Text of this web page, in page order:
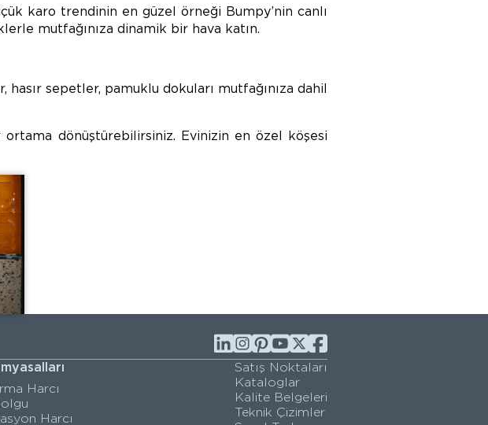
karo trendinin en güzel örneği Bumpy’nin canlı
mutfağınıza dinamik bir hava katın.
sepetler, pamuklu dokuları mutfağınıza dahil
dönüştürebilirsiniz. Evinizin en özel köşesi
Harcı
Harcı
Satış Noktaları
Kataloglar
Kalite Belgeleri
Teknik Çizimler